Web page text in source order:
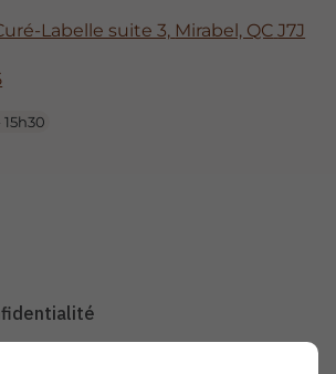
Labelle suite 3, Mirabel, QC J7J